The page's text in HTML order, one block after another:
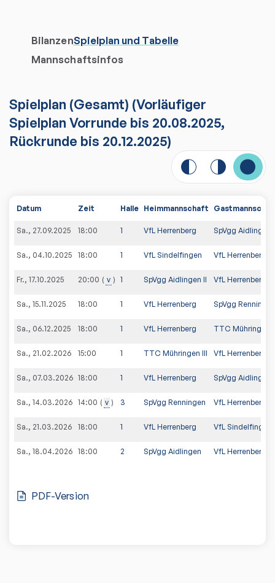
BilanzenSpielplan und Tabelle
Mannschaftsinfos
Spielplan (Gesamt) (Vorläufiger
Spielplan Vorrunde bis 20.08.2025,
Rückrunde bis 20.12.2025)
Datum Zeit Halle Heimmannschaft
Sa., 27.09.2025 18:00 1 VfL Herrenberg SpVgg Aidlingen
Sa., 04.10.2025 18:00 1 VfL Sindelfingen VfL Herrenberg
Fr., 17.10.2025 20:00 v 1 SpVgg Aidlingen II VfL Herrenberg
Sa., 15.11.2025 18:00 1 VfL Herrenberg SpVgg Renningen
Sa., 06.12.2025 18:00 1 VfL Herrenberg TTC Mühringen
Sa., 21.02.2026 15:00 1 TTC Mühringen III VfL Herrenberg
Sa., 07.03.2026 18:00 1 VfL Herrenberg SpVgg Aidlingen
Sa., 14.03.2026 14:00 v 3 SpVgg Renningen VfL Herrenberg
Sa., 21.03.2026 18:00 1 VfL Herrenberg VfL Sindelfingen
Sa., 18.04.2026 18:00 2 SpVgg Aidlingen VfL Herrenberg
PDF-Version